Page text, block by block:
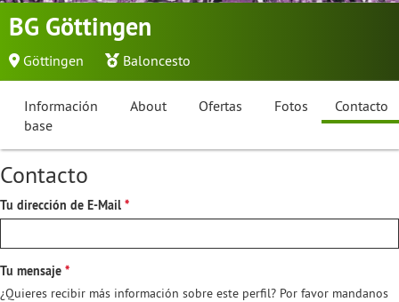
BG Göttingen
Göttingen Baloncesto
Información
base
About Ofertas Fotos Contacto
Contacto
Tu dirección de E-Mail
Tu mensaje
¿Quieres recibir más información sobre este perfil? Por favor mandanos